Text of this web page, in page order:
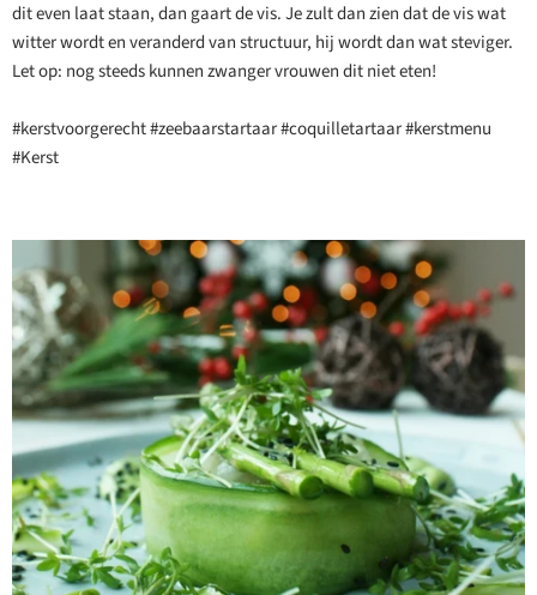
dit even laat staan, dan gaart de vis. Je zult dan zien dat de vis wat
witter wordt en veranderd van structuur, hij wordt dan wat steviger.
Let op: nog steeds kunnen zwanger vrouwen dit niet eten!
#kerstvoorgerecht #zeebaarstartaar #coquilletartaar #kerstmenu
#Kerst